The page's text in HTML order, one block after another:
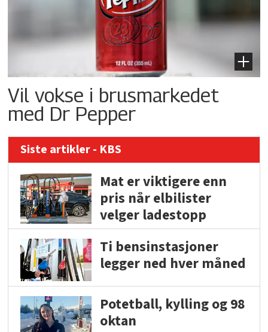
Vil vokse i brusmarkedet
med Dr Pepper
Siste artikler - KBS
Mat er viktigere enn
pris når elbilister
velger ladestopp
Ti bensinstasjoner
legger ned hver måned
Potetball, kylling og 98
oktan